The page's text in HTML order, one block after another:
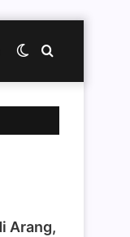
Cari
Switch
Arang,